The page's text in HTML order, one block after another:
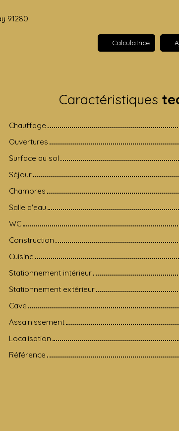
91280
Calculatrice
Caractéristiques
Chauffage
Ouvertures
Surface au sol
Séjour
Chambres
Salle d'eau
WC
Construction
Cuisine
Stationnement intérieur
Stationnement extérieur
Cave
Assainissement
Localisation
Référence